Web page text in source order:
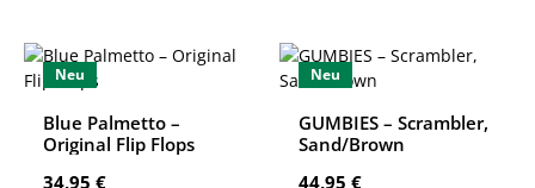
Neu
Blue Palmetto –
Original Flip Flops
Regulärer Preis:
34,95 €
Neu
GUMBIES – Scrambler,
Sand/Brown
Regulärer Preis:
44,95 €